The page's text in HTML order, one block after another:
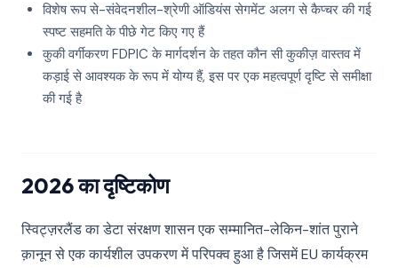
विशेष रूप से-संवेदनशील-श्रेणी ऑडियंस सेगमेंट अलग से कैप्चर की गई
स्पष्ट सहमति के पीछे गेट किए गए हैं
कुकी वर्गीकरण FDPIC के मार्गदर्शन के तहत कौन सी कुकीज़ वास्तव में
कड़ाई से आवश्यक के रूप में योग्य हैं, इस पर एक महत्वपूर्ण दृष्टि से समीक्षा
की गई है
2026 का दृष्टिकोण
स्विट्ज़रलैंड का डेटा संरक्षण शासन एक सम्मानित-लेकिन-शांत पुराने
क़ानून से एक कार्यशील उपकरण में परिपक्व हुआ है जिसमें EU कार्यक्रम